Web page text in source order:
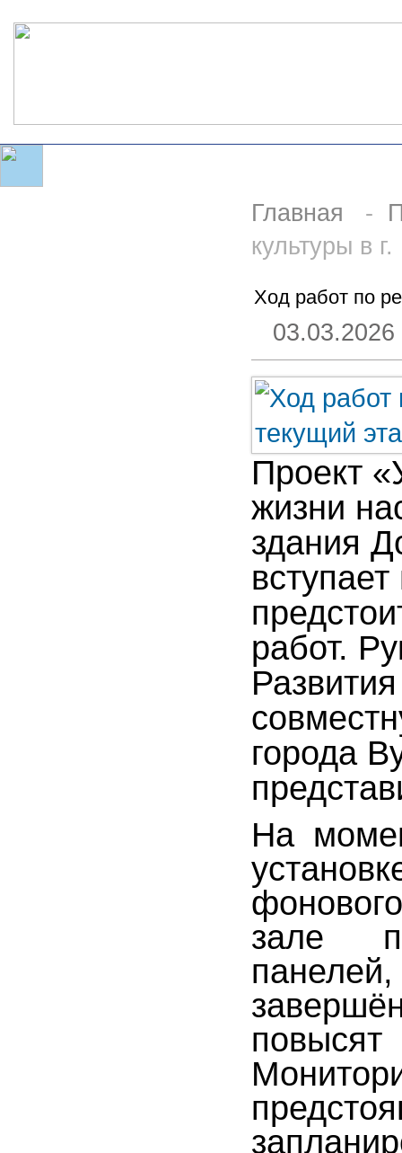
Главная -
культуры в
Ход работ по
03.03.2026
Проект
жизни
здания
работ.
города
На
зале